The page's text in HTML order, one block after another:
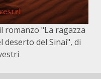
romanzo "La ragazza
del Sinai", di